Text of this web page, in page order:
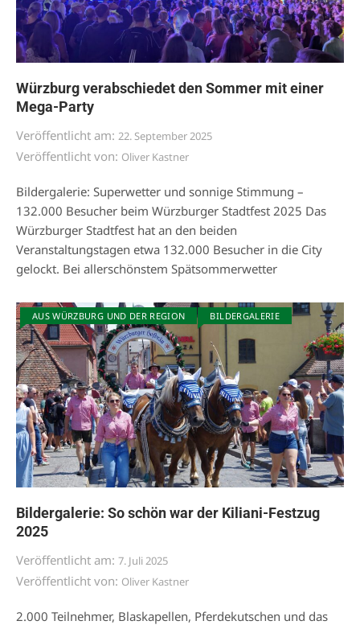
Würzburg verabschiedet den Sommer mit einer
Mega-Party
Veröffentlicht am: 22. September 2025
Veröffentlicht von: Oliver Kastner
Bildergalerie: Superwetter und sonnige Stimmung –
132.000 Besucher beim Würzburger Stadtfest 2025 Das
Würzburger Stadtfest hat an den beiden
Veranstaltungstagen etwa 132.000 Besucher in die City
gelockt. Bei allerschönstem Spätsommerwetter
AUS WÜRZBURG UND DER REGION BILDERGALERIE
Bildergalerie: So schön war der Kiliani-Festzug
2025
Veröffentlicht am: 7. Juli 2025
Veröffentlicht von: Oliver Kastner
2.000 Teilnehmer, Blaskapellen, Pferdekutschen und das